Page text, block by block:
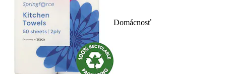
Domácnosť